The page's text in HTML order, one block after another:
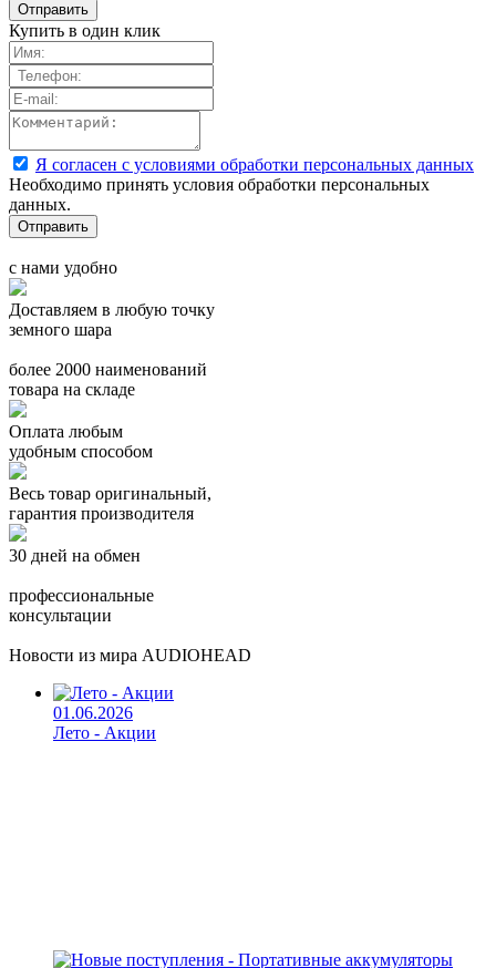
Купить в один клик
Я согласен с условиями обработки персональных данных
Необходимо принять условия обработки персональных
данных.
с нами удобно
Доставляем в любую точку
земного шара
более 2000 наименований
товара на складе
Оплата любым
удобным способом
Весь товар оригинальный,
гарантия производителя
30 дней на обмен
профессиональные
консультации
Новости из мира AUDIOHEAD
01.06.2026
Лето - Акции